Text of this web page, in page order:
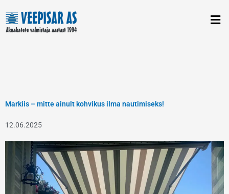
to
content
Markiis – mitte ainult kohvikus ilma nautimiseks!
12.06.2025